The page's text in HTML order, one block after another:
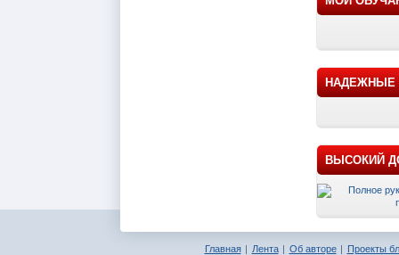
НАДЕЖНЫЕ
ВЫСОКИЙ
Главная Лента Об авторе Проекты